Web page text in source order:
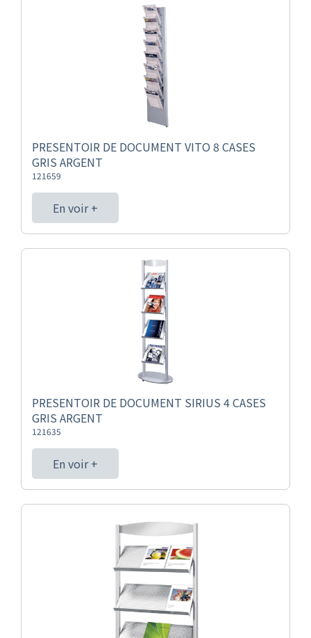
PRESENTOIR DE DOCUMENT VITO 8 CASES
GRIS ARGENT
121659
En voir +
PRESENTOIR DE DOCUMENT SIRIUS 4 CASES
GRIS ARGENT
121635
En voir +